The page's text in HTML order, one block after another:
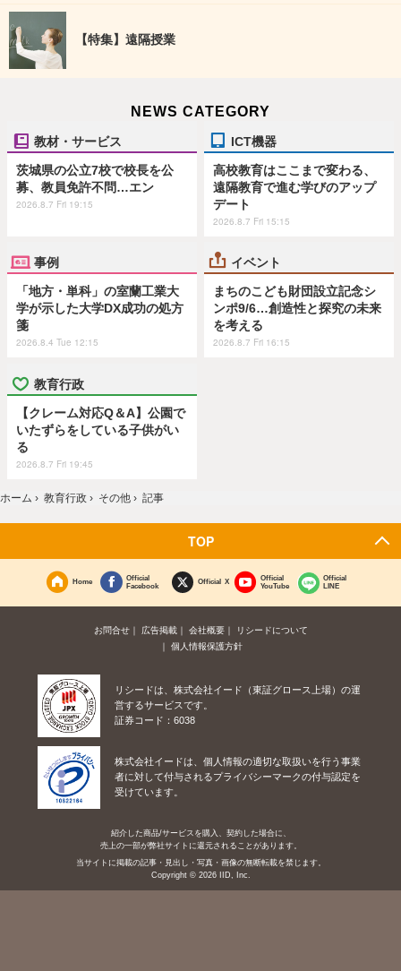
【特集】遠隔授業
NEWS CATEGORY
教材・サービス
茨城県の公立7校で校長を公
募、教員免許不問…エン
2026.8.7 Fri 19:15
ICT機器
高校教育はここまで変わる、
遠隔教育で進む学びのアップ
デート
2026.8.7 Fri 15:15
事例
「地方・単科」の室蘭工業大
学が示した大学DX成功の処方
箋
2026.8.4 Tue 12:15
イベント
まちのこども財団設立記念シ
ンポ9/6…創造性と探究の未来
を考える
2026.8.7 Fri 16:15
教育行政
【クレーム対応Q＆A】公園で
いたずらをしている子供がい
る
2026.8.7 Fri 19:45
ホーム › 教育行政 › その他 › 記事
TOP
Home
Official
Facebook
Official X
Official
YouTube
Official
LINE
お問合せ 広告掲載 会社概要
リシードについて
個人情報保護方針
リシードは、株式会社イード（東証グロース上場）の運
営するサービスです。
証券コード：6038
株式会社イードは、個人情報の適切な取扱いを行う事業
者に対して付与されるプライバシーマークの付与認定を
受けています。
紹介した商品/サービスを購入、契約した場合に、
売上の一部が弊社サイトに還元されることがあります。
当サイトに掲載の記事・見出し・写真・画像の無断転載を禁じます。
Copyright © 2026 IID, Inc.